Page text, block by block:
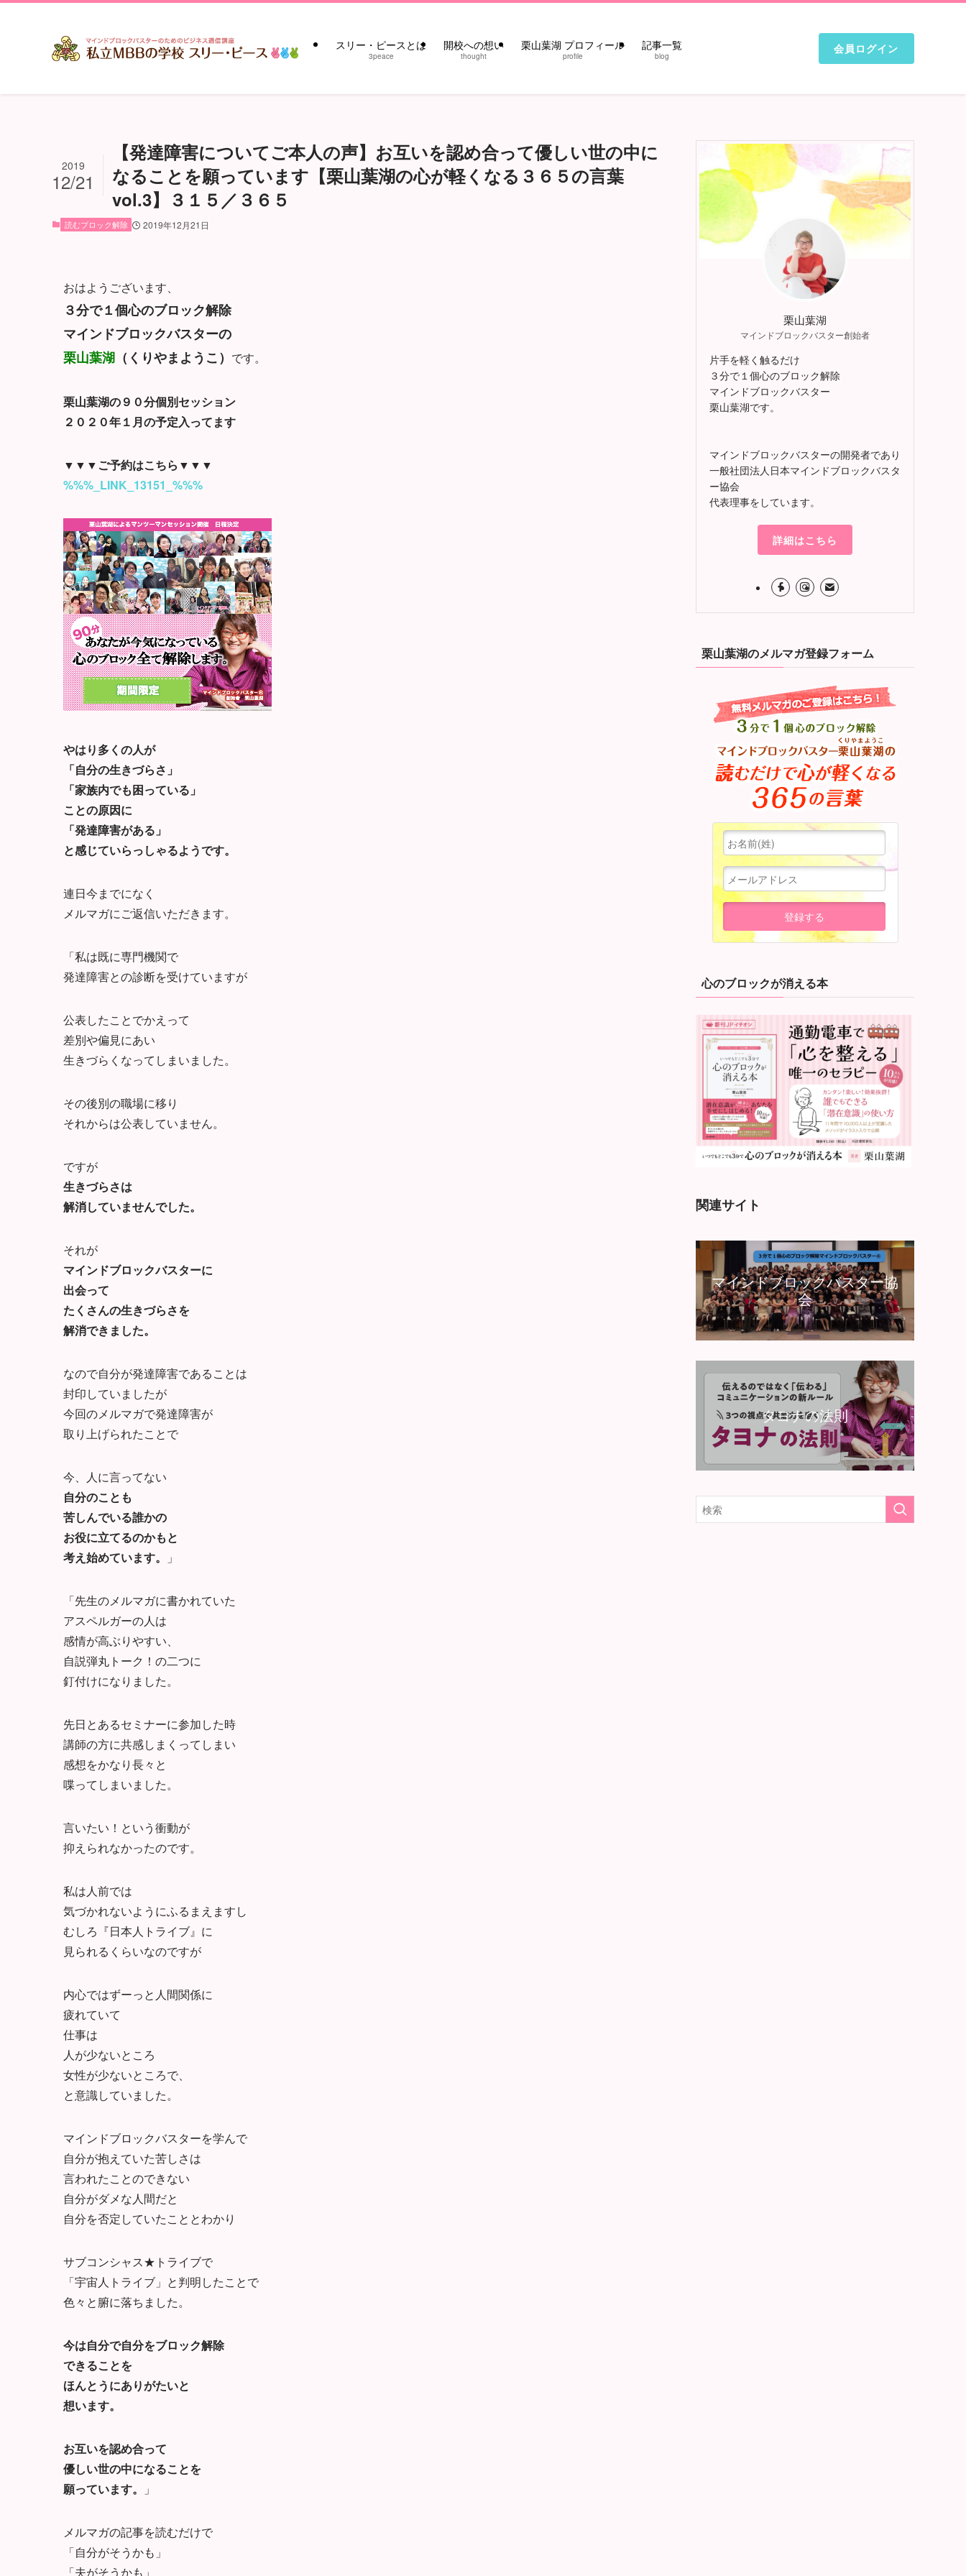
スリー・ピースとは
3peace
開校への想い
thought
栗山葉湖 プロフィール
profile
記事一覧
blog
会員ログイン
【発達障害についてご本人の声】お互いを認め合って優しい世の中に
なることを願っています【栗山葉湖の心が軽くなる３６５の言葉
vol.3】３１５／３６５
2019
12/21
読むブロック解除 2019年12月21日
おはようございます、
３分で１個心のブロック解除
マインドブロックバスターの
栗山葉湖 （くりやまようこ） です。
栗山葉湖の９０分個別セッション
２０２０年１月の予定入ってます
▼▼▼ご予約はこちら▼▼▼
%%%_LINK_13151_%%%
やはり多くの人が
「自分の生きづらさ」
「家族内でも困っている」
ことの原因に
「発達障害がある」
と感じていらっしゃるようです。
連日今までになく
メルマガにご返信いただきます。
「私は既に専門機関で
発達障害との診断を受けていますが
公表したことでかえって
差別や偏見にあい
生きづらくなってしまいました。
その後別の職場に移り
それからは公表していません。
ですが
生きづらさは
解消していませんでした。
それが
マインドブロックバスターに
出会って
たくさんの生きづらさを
解消できました。
なので自分が発達障害であることは
封印していましたが
今回のメルマガで発達障害が
取り上げられたことで
今、人に言ってない
自分のことも
苦しんでいる誰かの
お役に立てるのかもと
考え始めています。
」
「先生のメルマガに書かれていた
アスペルガーの人は
感情が高ぶりやすい、
自説弾丸トーク！の二つに
釘付けになりました。
先日とあるセミナーに参加した時
講師の方に共感しまくってしまい
感想をかなり長々と
喋ってしまいました。
言いたい！という衝動が
抑えられなかったのです。
私は人前では
気づかれないようにふるまえますし
むしろ『日本人トライブ』に
見られるくらいなのですが
内心ではずーっと人間関係に
疲れていて
仕事は
人が少ないところ
女性が少ないところで、
と意識していました。
マインドブロックバスターを学んで
自分が抱えていた苦しさは
言われたことのできない
自分がダメな人間だと
自分を否定していたこととわかり
サブコンシャス★トライブで
「宇宙人トライブ」と判明したことで
色々と腑に落ちました。
今は自分で自分をブロック解除
できることを
ほんとうにありがたいと
想います。
お互いを認め合って
優しい世の中になることを
願っています。
」
メルマガの記事を読むだけで
「自分がそうかも」
「夫がそうかも」
栗山葉湖
マインドブロックバスター創始者
片手を軽く触るだけ
３分で１個心のブロック解除
マインドブロックバスター
栗山葉湖です。
マインドブロックバスターの開発者であり
一般社団法人日本マインドブロックバスタ
ー協会
代表理事をしています。
詳細はこちら
栗山葉湖のメルマガ登録フォーム
心のブロックが消える本
関連サイト
マインドブロックバスター協
会
タヨナの法則